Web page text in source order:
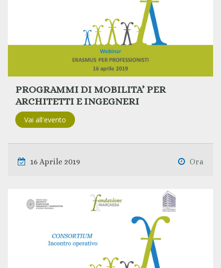
PROGRAMMI DI MOBILITA’ PER
ARCHITETTI E INGEGNERI
Vai all'evento
16 Aprile 2019 Ora